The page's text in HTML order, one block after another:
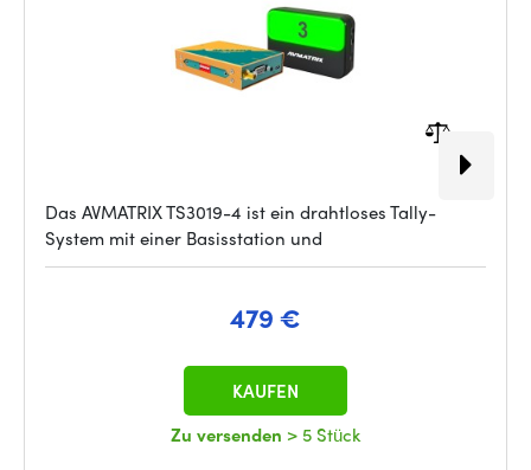
Das AVMATRIX TS3019-4 ist ein drahtloses Tally-
System mit einer Basisstation und
479 €
Zu versenden > 5 Stück
KAUFEN